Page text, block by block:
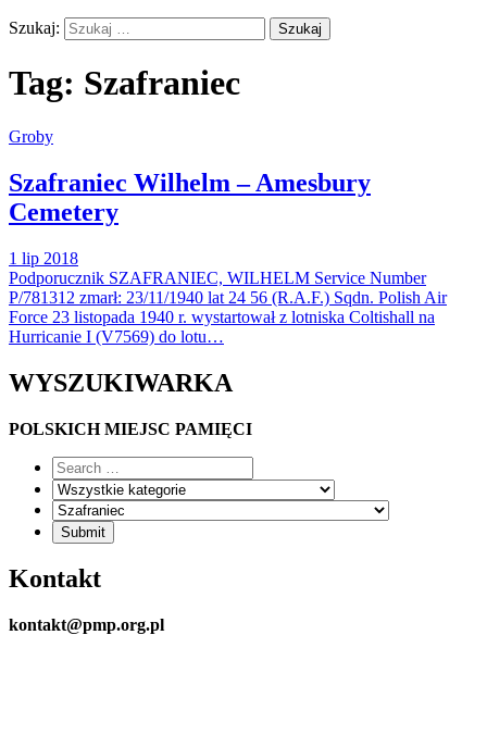
Szukaj:
Tag: Szafraniec
Groby
Szafraniec Wilhelm – Amesbury
Cemetery
1 lip 2018
Podporucznik SZAFRANIEC, WILHELM Service Number
P/781312 zmarł: 23/11/1940 lat 24 56 (R.A.F.) Sqdn. Polish Air
Force 23 listopada 1940 r. wystartował z lotniska Coltishall na
Hurricanie I (V7569) do lotu…
WYSZUKIWARKA
POLSKICH MIEJSC PAMIĘCI
Kontakt
kontakt@pmp.org.pl